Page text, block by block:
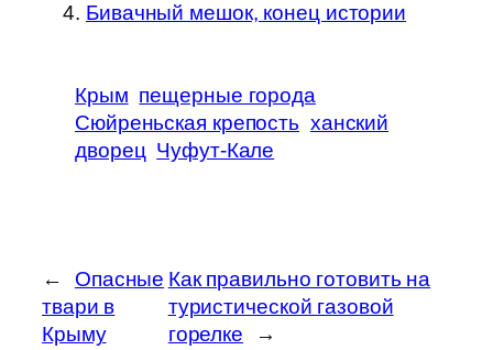
Бивачный мешок, конец истории
Крым пещерные города
Сюйреньская крепость ханский
дворец Чуфут-Кале
←
Опасные
твари в
Крыму
Как правильно готовить на
туристической газовой
горелке
→